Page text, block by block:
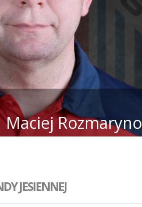
Maciej
JESIENNEJ